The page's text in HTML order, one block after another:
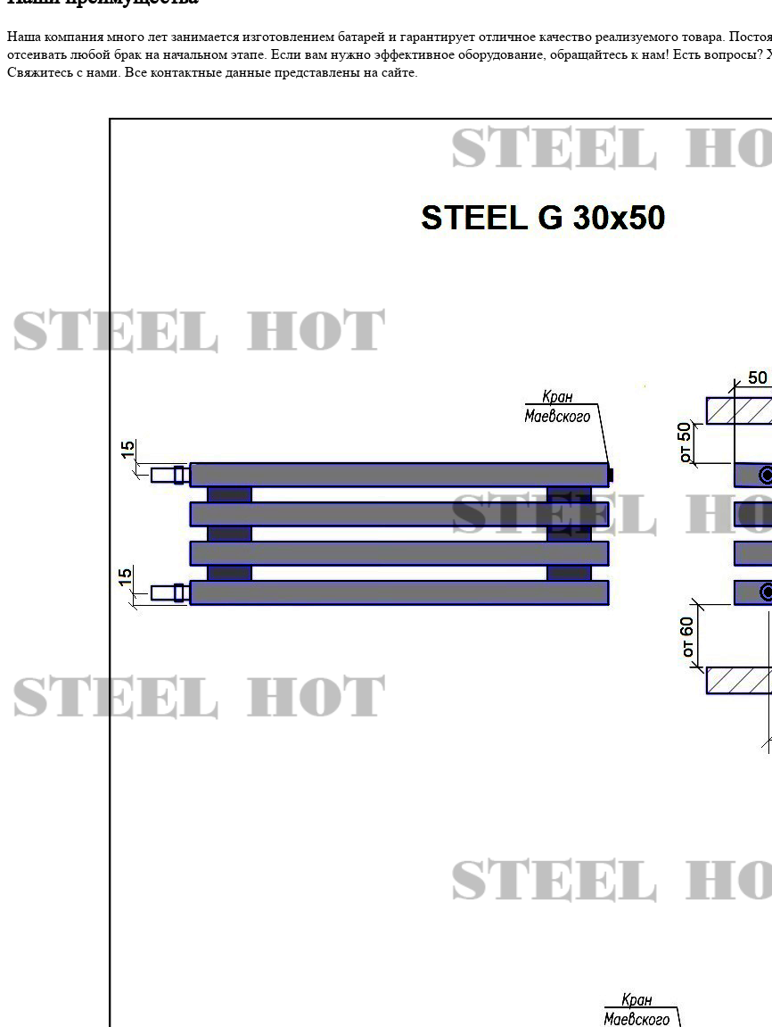
Наша компания много лет занимается изготовлением батарей и гарантирует отличное качество реализуемого товара.
отсеивать любой брак на начальном этапе. Если вам нужно эффективное оборудование, обращайтесь к нам! Есть
Свяжитесь с нами. Все контактные данные представлены на сайте.